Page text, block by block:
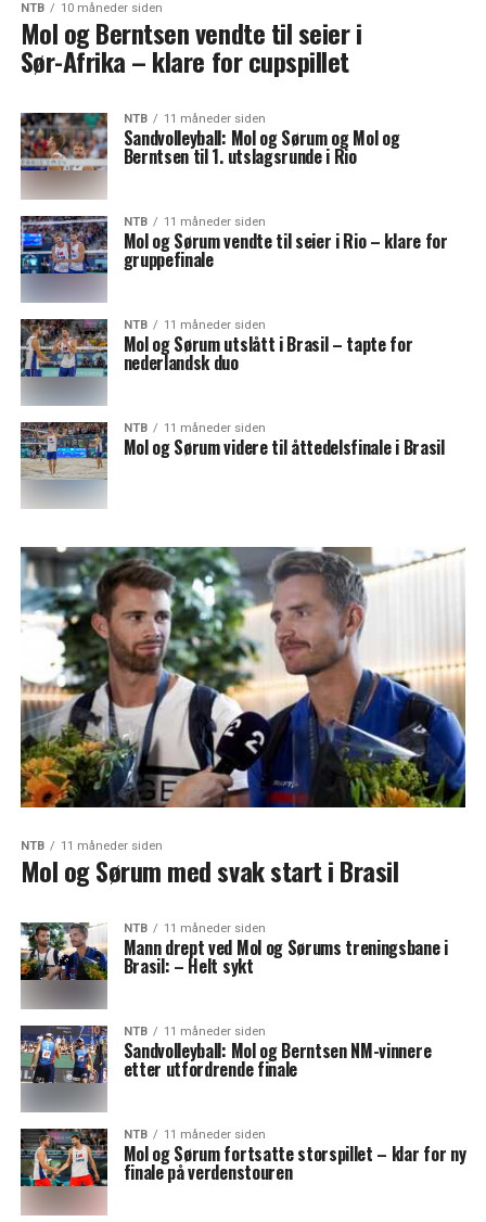
NTB 10 måneder siden
Mol og Berntsen vendte til seier i
Sør-Afrika – klare for cupspillet
NTB 11 måneder siden
Sandvolleyball: Mol og Sørum og Mol og
Berntsen til 1. utslagsrunde i Rio
NTB 11 måneder siden
Mol og Sørum vendte til seier i Rio – klare for
gruppefinale
NTB 11 måneder siden
Mol og Sørum utslått i Brasil – tapte for
nederlandsk duo
NTB 11 måneder siden
Mol og Sørum videre til åttedelsfinale i Brasil
NTB 11 måneder siden
Mol og Sørum med svak start i Brasil
NTB 11 måneder siden
Mann drept ved Mol og Sørums treningsbane i
Brasil: – Helt sykt
NTB 11 måneder siden
Sandvolleyball: Mol og Berntsen NM-vinnere
etter utfordrende finale
NTB 11 måneder siden
Mol og Sørum fortsatte storspillet – klar for ny
finale på verdenstouren